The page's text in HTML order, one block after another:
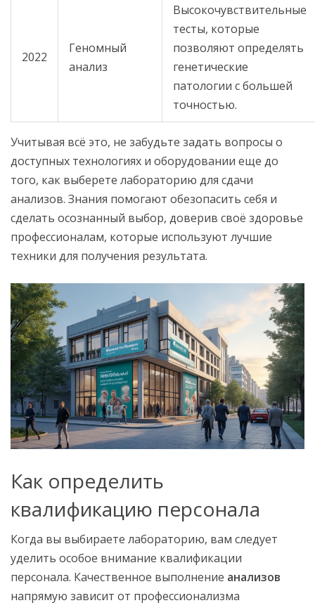
2022
Геномный
анализ
Высокочувствительные
тесты, которые
позволяют определять
генетические
патологии с большей
точностью.
Учитывая всё это, не забудьте задать вопросы о
доступных технологиях и оборудовании еще до
того, как выберете лабораторию для сдачи
анализов. Знания помогают обезопасить себя и
сделать осознанный выбор, доверив своё здоровье
профессионалам, которые используют лучшие
техники для получения результата.
Как определить
квалификацию персонала
Когда вы выбираете лабораторию, вам следует
уделить особое внимание квалификации
персонала. Качественное выполнение анализов
напрямую зависит от профессионализма